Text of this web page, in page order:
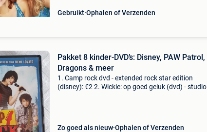
Gebruikt Ophalen of Verzenden
Pakket 8 kinder-DVD’s: Disney, PAW Patrol,
Dragons & meer
1. Camp rock dvd - extended rock star edition
(disney): €2 2. Wickie: op goed geluk (dvd) - studio
Zo goed als nieuw Ophalen of Verzenden